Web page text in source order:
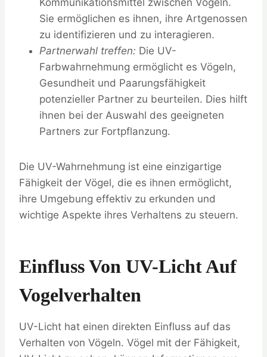
Kommunikationsmittel zwischen Vögeln.
Sie ermöglichen es ihnen, ihre Artgenossen
zu identifizieren und zu interagieren.
Partnerwahl treffen: Die UV-
Farbwahrnehmung ermöglicht es Vögeln,
Gesundheit und Paarungsfähigkeit
potenzieller Partner zu beurteilen. Dies hilft
ihnen bei der Auswahl des geeigneten
Partners zur Fortpflanzung.
Die UV-Wahrnehmung ist eine einzigartige
Fähigkeit der Vögel, die es ihnen ermöglicht,
ihre Umgebung effektiv zu erkunden und
wichtige Aspekte ihres Verhaltens zu steuern.
Einfluss Von UV-Licht Auf
Vogelverhalten
UV-Licht hat einen direkten Einfluss auf das
Verhalten von Vögeln. Vögel mit der Fähigkeit,